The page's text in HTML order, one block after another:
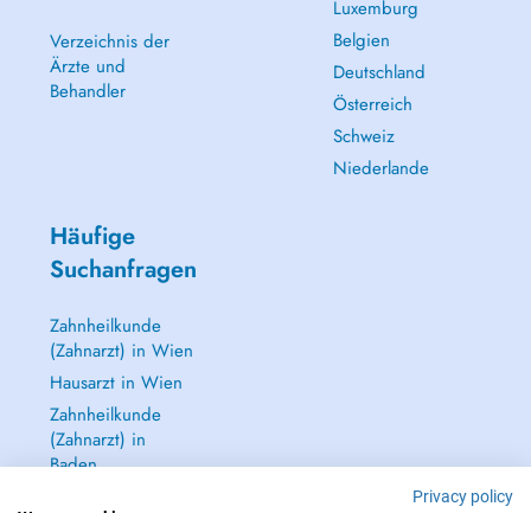
Verzeichnis der
Ärzte und
Behandler
Luxemburg
Belgien
Deutschland
Österreich
Schweiz
Niederlande
Häufige
Suchanfragen
Zahnheilkunde
(Zahnarzt) in Wien
Hausarzt in Wien
Zahnheilkunde
(Zahnarzt) in
Baden
Privacy policy